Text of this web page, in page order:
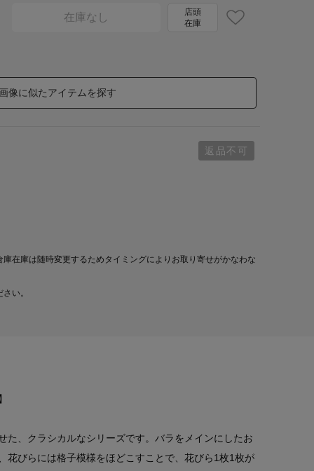
在庫なし
店頭
在庫
像に似たアイテムを探す
返品不可
在庫は随時変更するためタイミングによりお取り寄せがかなわな
い。
た、クラシカルなシリーズです。バラをメインにしたお
花びらには格子模様をほどこすことで、花びら1枚1枚が